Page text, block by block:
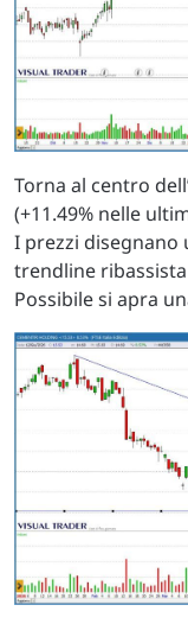
Torna al centro
(+11.49% nelle
I prezzi disegnano
trendline
Possibile si apra